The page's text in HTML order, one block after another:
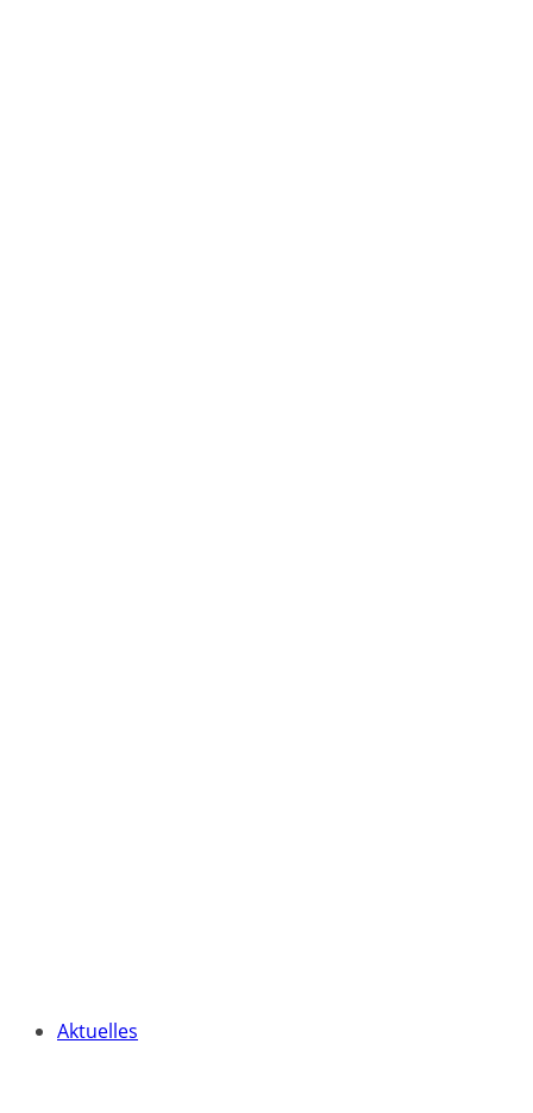
Aktuelles